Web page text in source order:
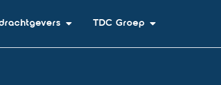
TDC Groep